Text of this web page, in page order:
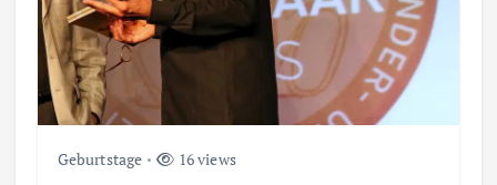
Geburtstage 16 views